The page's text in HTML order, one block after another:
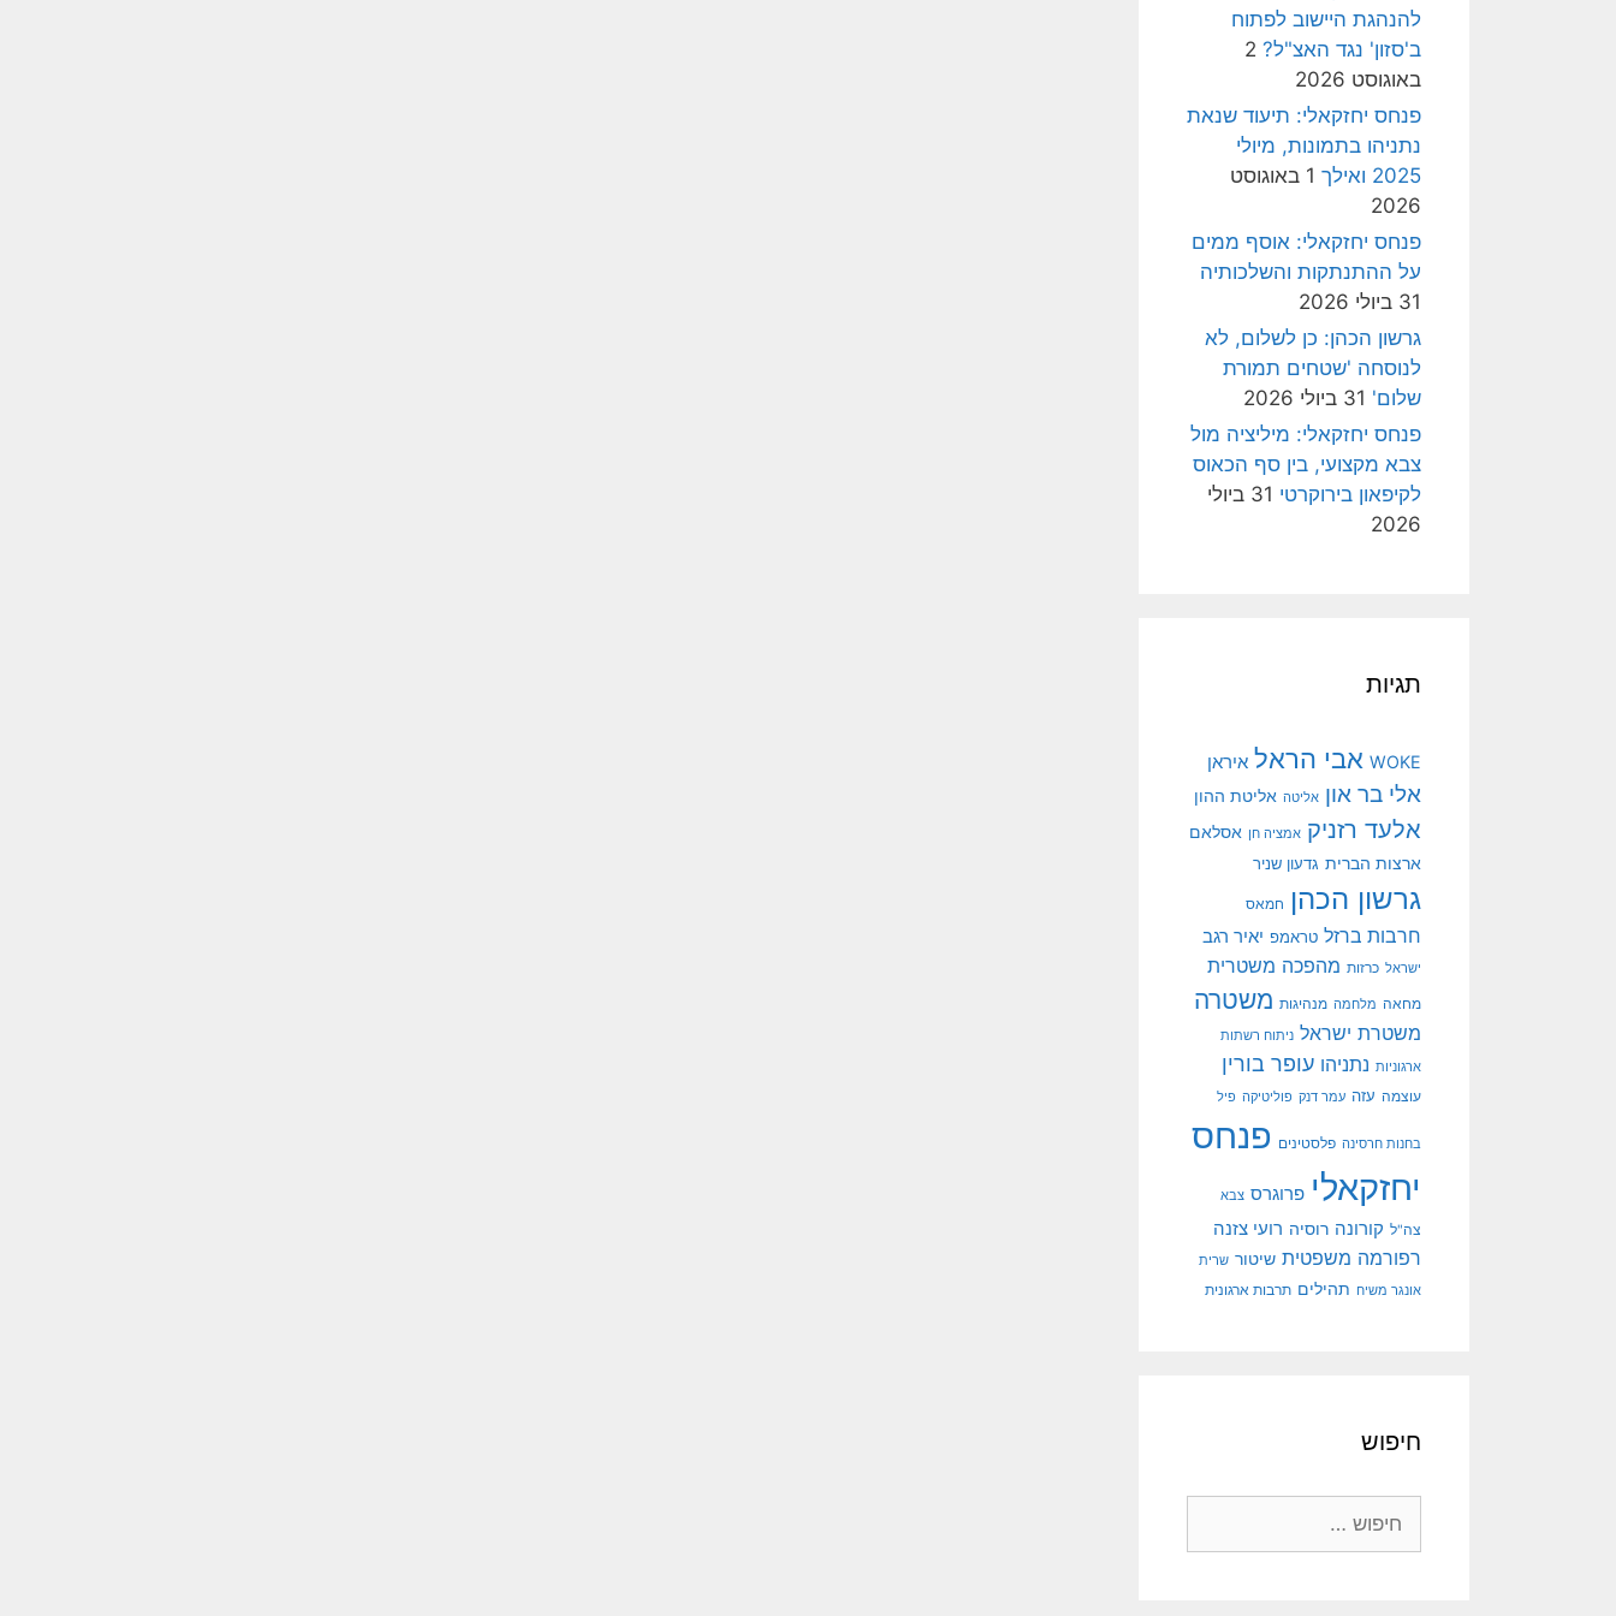
להנהגת היישוב לפתוח
ב'סזון' נגד האצ"ל? 2
באוגוסט 2026
פנחס יחזקאלי: תיעוד שנאת
נתניהו בתמונות, מיולי
2025 ואילך
1 באוגוסט
2026
פנחס יחזקאלי: אוסף ממים
על ההתנתקות והשלכותיה
31 ביולי 2026
גרשון הכהן: כן לשלום, לא
לנוסחה 'שטחים תמורת
שלום' 31 ביולי 2026
פנחס יחזקאלי: מיליציה מול
צבא מקצועי, בין סף הכאוס
לקיפאון בירוקרטי
31 ביולי
2026
תגיות
WOKE אבי הראל איראן
אלי בר און אליטה אליטת ההון
אלעד רזניק אמציה חן אסלאם
ארצות הברית גדעון שניר
גרשון הכהן חמאס
חרבות ברזל טראמפ יאיר רגב
ישראל כרזות מהפכה משטרית
מחאה מלחמה מנהיגות משטרה
משטרת ישראל ניתוח רשתות
ארגוניות נתניהו עופר בורין
עוצמה עזה עמר דנק פוליטיקה פיל
בחנות חרסינה פלסטינים פנחס
יחזקאלי פרוגרס צבא
צה"ל קורונה רוסיה רועי צזנה
רפורמה משפטית שיטור שרית
אונגר משיח תהילים תרבות ארגונית
חיפוש